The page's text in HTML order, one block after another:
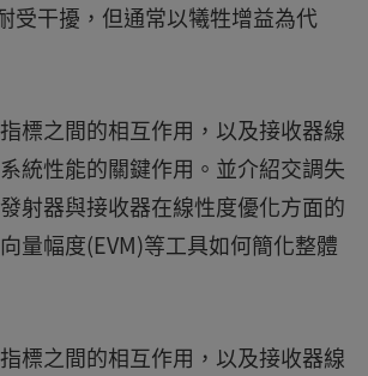
受干擾，但通常以犧牲增益為代
標之間的相互作用，以及接收器線
統性能的關鍵作用。並介紹交調失
射器與接收器在線性度優化方面的
量幅度(EVM)等工具如何簡化整體
標之間的相互作用，以及接收器線